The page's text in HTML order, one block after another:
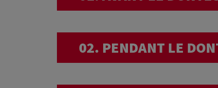
Pourquoi êtes-
médical ?
02. PENDANT LE